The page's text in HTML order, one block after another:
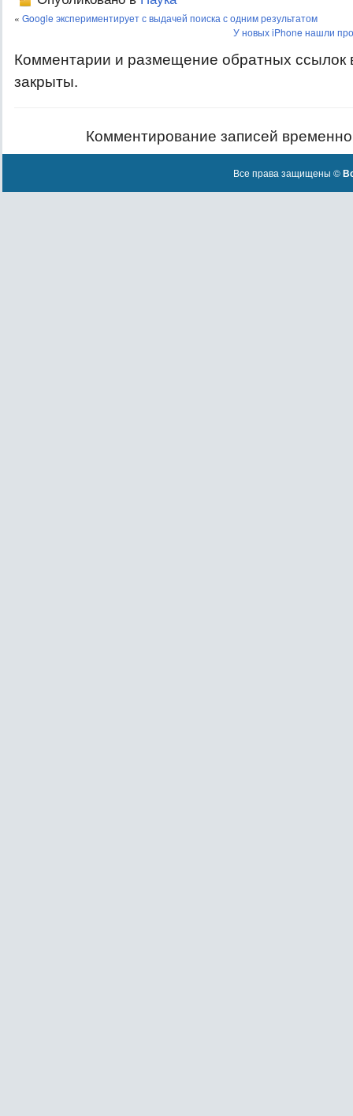
« Google экспериментирует с выдачей поиска с одним результатом
У новых iPhone нашли
Комментарии и размещение обратных ссылок
закрыты.
Комментирование записей
Все права защищены ©